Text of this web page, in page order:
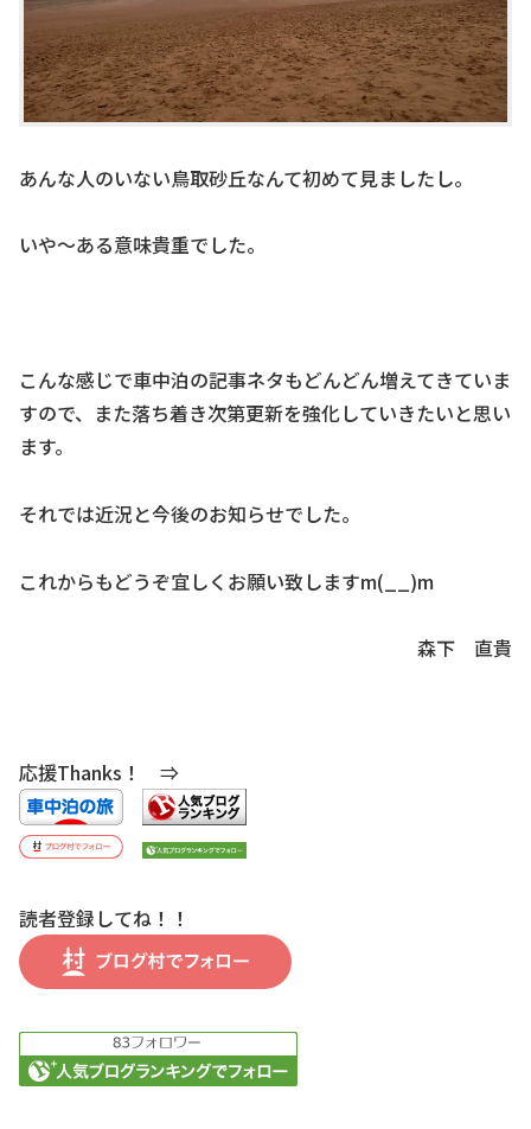
あんな人のいない鳥取砂丘なんて初めて見ましたし。
いや～ある意味貴重でした。
こんな感じで車中泊の記事ネタもどんどん増えてきていま
すので、また落ち着き次第更新を強化していきたいと思い
ます。
それでは近況と今後のお知らせでした。
これからもどうぞ宜しくお願い致しますm(__)m
森下 直貴
応援Thanks！ ⇒
読者登録してね！！